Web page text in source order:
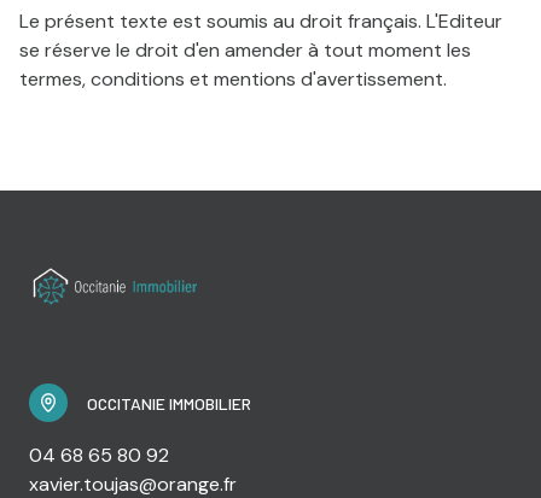
Le présent texte est soumis au droit français. L'Editeur
se réserve le droit d'en amender à tout moment les
termes, conditions et mentions d'avertissement.
OCCITANIE IMMOBILIER
04 68 65 80 92
xavier.toujas@orange.fr